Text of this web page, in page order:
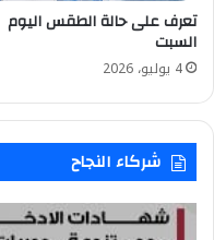
تعرف على حالة الطقس اليوم
السبت
4 يوليو، 2026
شركاء النجاح